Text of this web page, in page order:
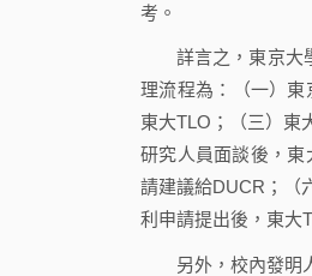
考。
詳言之，東京大學
理流程為：（一）
東大TLO；（三）東
研究人員面談後，東
請建議給DUCR；（
利申請提出後，東大
另外，校內發明人